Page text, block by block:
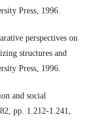
Press, 1996.
perspectives on
structures and
Press, 1996.
and social
pp. 1.212-1.241,